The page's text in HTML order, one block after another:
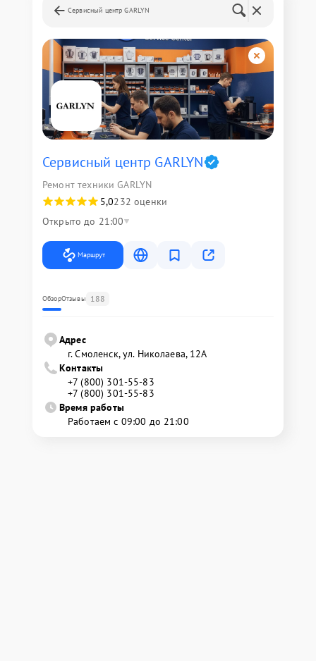
Сервисный центр GARLYN
Сервисный центр GARLYN
Ремонт техники GARLYN
5,0232 оценки
Открыто до 21:00
Маршрут
ОбзорОтзывы 188
Адрес
г. Смоленск, ул. Николаева, 12А
Контакты
+7 (800) 301-55-83
+7 (800) 301-55-83
Время работы
Работаем с 09:00 до 21:00